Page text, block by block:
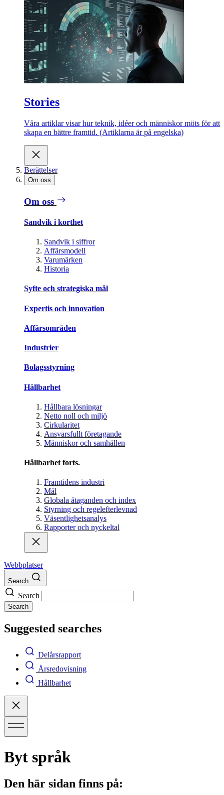
Stories
Våra artiklar visar hur teknik, idéer och människor möts för att
skapa en bättre framtid. (Artiklarna är på engelska)
Berättelser
Om oss
Om oss
Sandvik i korthet
Sandvik i siffror
Affärsmodell
Varumärken
Historia
Syfte och strategiska mål
Expertis och innovation
Affärsområden
Industrier
Bolagsstyrning
Hållbarhet
Hållbara lösningar
Netto noll och miljö
Cirkularitet
Ansvarsfullt företagande
Människor och samhällen
Hållbarhet forts.
Framtidens industri
Mål
Globala åtaganden och index
Styrning och regelefterlevnad
Väsentlighetsanalys
Rapporter och nyckeltal
Webbplatser
Search
Search
Search
Suggested searches
Delårsrapport
Årsredovisning
Hållbarhet
Byt språk
Den här sidan finns på: